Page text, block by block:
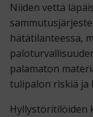
Niiden vettä
hätätilanteessa,
palamaton
tulipalon riskiä ja
Hyllystöritilöiden